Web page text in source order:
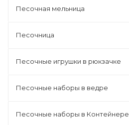
Песочная мельница
Песочница
Песочные игрушки в рюкзачке
Песочные наборы в ведре
Песочные наборы в Контейнере